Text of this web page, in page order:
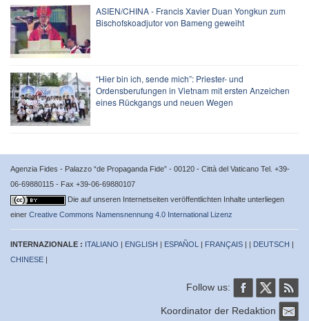
ASIEN/CHINA - Francis Xavier Duan Yongkun zum
Bischofskoadjutor von Bameng geweiht
“Hier bin ich, sende mich”: Priester- und
Ordensberufungen in Vietnam mit ersten Anzeichen
eines Rückgangs und neuen Wegen
Agenzia Fides - Palazzo “de Propaganda Fide” - 00120 - Città del Vaticano Tel. +39-
06-69880115 - Fax +39-06-69880107
Die auf unseren Internetseiten veröffentlichten Inhalte unterliegen
einer Creative Commons Namensnennung 4.0 International Lizenz
INTERNAZIONALE : ITALIANO | ENGLISH | ESPAÑOL | FRANÇAIS | | DEUTSCH |
CHINESE |
Follow us:
Koordinator der Redaktion